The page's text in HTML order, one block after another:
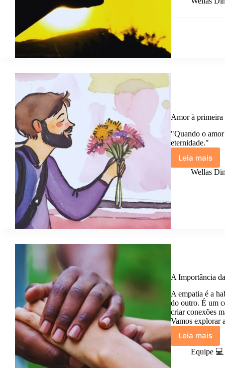
a
Amor à primeira
"Quando o amor
eternidade."
Leia mais
Amor
à
vista.
Wellas
A Importância
A empatia é a
do outro. É um
criar conexões
Vamos explorar
Leia mais
A
da
Equipe 💻